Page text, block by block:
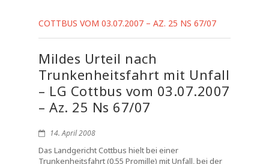
COTTBUS VOM 03.07.2007 – AZ. 25 NS 67/07
Mildes Urteil nach
Trunkenheitsfahrt mit Unfall
– LG Cottbus vom 03.07.2007
– Az. 25 Ns 67/07
14. April 2008
Das Landgericht Cottbus hielt bei einer
Trunkenheitsfahrt (0,55 Promille) mit Unfall, bei der